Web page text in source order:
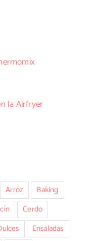
la Airfryer
Arroz
Baking
Cerdo
Ensaladas